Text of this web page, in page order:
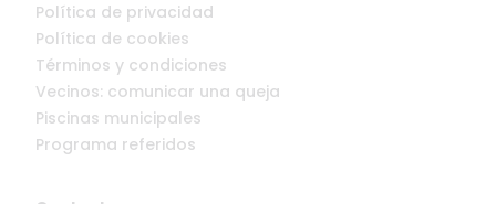
Política de privacidad
Política de cookies
Términos y condiciones
Vecinos: comunicar una queja
Piscinas municipales
Programa referidos